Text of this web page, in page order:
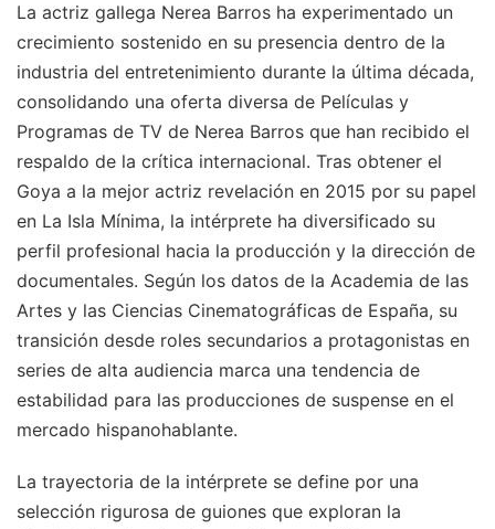
La actriz gallega Nerea Barros ha experimentado un
crecimiento sostenido en su presencia dentro de la
industria del entretenimiento durante la última década,
consolidando una oferta diversa de Películas y
Programas de TV de Nerea Barros que han recibido el
respaldo de la crítica internacional. Tras obtener el
Goya a la mejor actriz revelación en 2015 por su papel
en La Isla Mínima, la intérprete ha diversificado su
perfil profesional hacia la producción y la dirección de
documentales. Según los datos de la Academia de las
Artes y las Ciencias Cinematográficas de España, su
transición desde roles secundarios a protagonistas en
series de alta audiencia marca una tendencia de
estabilidad para las producciones de suspense en el
mercado hispanohablante.
La trayectoria de la intérprete se define por una
selección rigurosa de guiones que exploran la